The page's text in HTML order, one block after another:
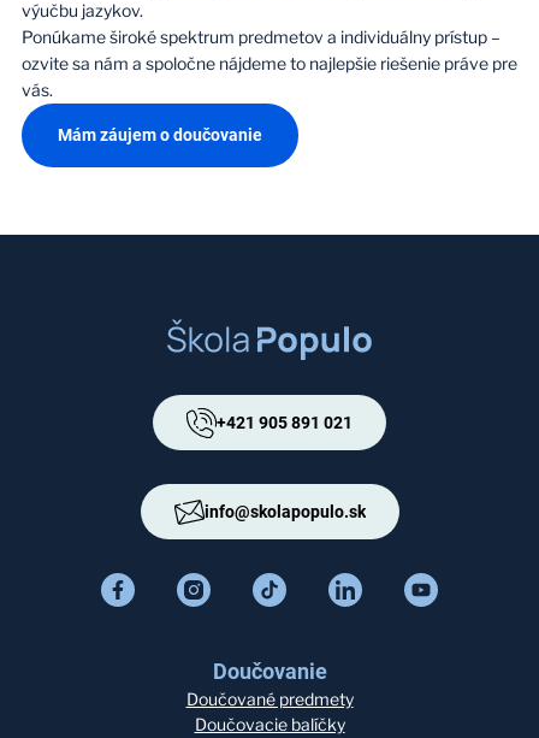
výučbu jazykov.
Ponúkame široké spektrum predmetov a individuálny prístup –
ozvite sa nám a spoločne nájdeme to najlepšie riešenie práve pre
vás.
Mám záujem o doučovanie
+421 905 891 021
info@skolapopulo.sk
Doučovanie
Doučované predmety
Doučovacie balíčky